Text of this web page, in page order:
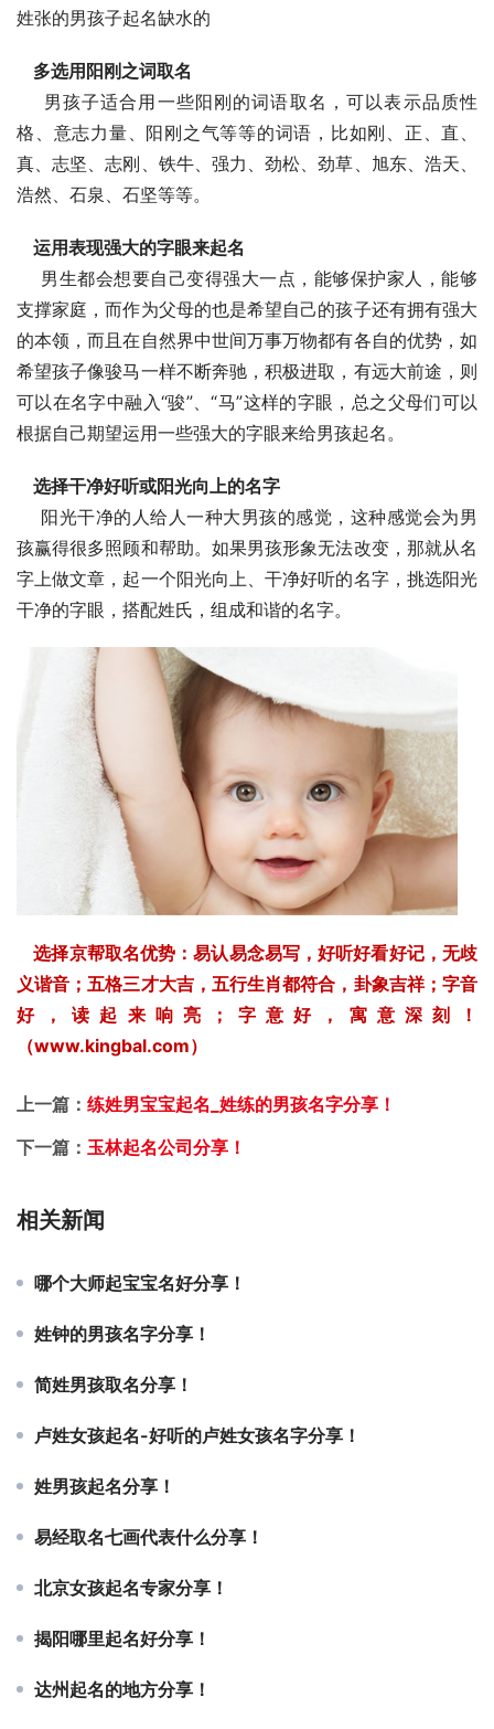
姓张的男孩子起名缺水的
多选用阳刚之词取名
格、意志力量、阳刚之气等等的词语，比如刚、正、直、
真、志坚、志刚、铁牛、强力、劲松、劲草、旭东、浩天、
浩然、石泉、石坚等等。
运用表现强大的字眼来起名
支撑家庭，而作为父母的也是希望自己的孩子还有拥有强大
的本领，而且在自然界中世间万事万物都有各自的优势，如
希望孩子像骏马一样不断奔驰，积极进取，有远大前途，则
可以在名字中融入“骏”、“马”这样的字眼，总之父母们可以
根据自己期望运用一些强大的字眼来给男孩起名。
选择干净好听或阳光向上的名字
孩赢得很多照顾和帮助。如果男孩形象无法改变，那就从名
字上做文章，起一个阳光向上、干净好听的名字，挑选阳光
干净的字眼，搭配姓氏，组成和谐的名字。
选择京帮取名优势：易认易念易写，好听好看好记，无歧
义谐音；五格三才大吉，五行生肖都符合，卦象吉祥；字音
好，读起来响亮；字意好，寓意深刻！
（www.kingbal.com）
上一篇： 练姓男宝宝起名_姓练的男孩名字分享！
下一篇： 玉林起名公司分享！
相关新闻
哪个大师起宝宝名好分享！
姓钟的男孩名字分享！
简姓男孩取名分享！
卢姓女孩起名-好听的卢姓女孩名字分享！
姓男孩起名分享！
易经取名七画代表什么分享！
北京女孩起名专家分享！
揭阳哪里起名好分享！
达州起名的地方分享！